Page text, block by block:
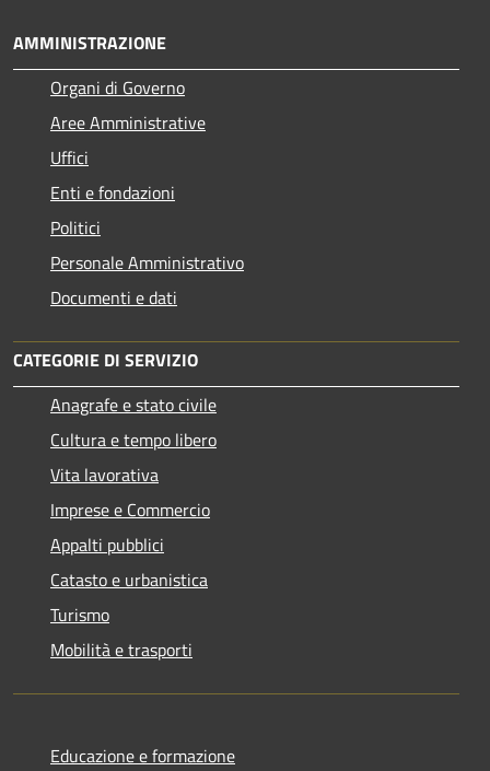
AMMINISTRAZIONE
Organi di Governo
Aree Amministrative
Uffici
Enti e fondazioni
Politici
Personale Amministrativo
Documenti e dati
CATEGORIE DI SERVIZIO
Anagrafe e stato civile
Cultura e tempo libero
Vita lavorativa
Imprese e Commercio
Appalti pubblici
Catasto e urbanistica
Turismo
Mobilità e trasporti
Educazione e formazione